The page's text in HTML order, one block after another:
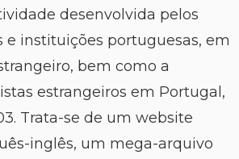
desenvolvida pelos
e instituições portuguesas, em
bem como a
estrangeiros em Portugal,
Trata-se de um website
inglês, um mega-arquivo